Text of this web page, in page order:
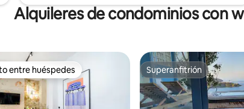
Alquileres de condominios con
en Favorito entre huéspedes
entre huéspedes Superanfitrión
Superanfitrión